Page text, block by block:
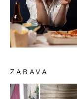
ZABAVA